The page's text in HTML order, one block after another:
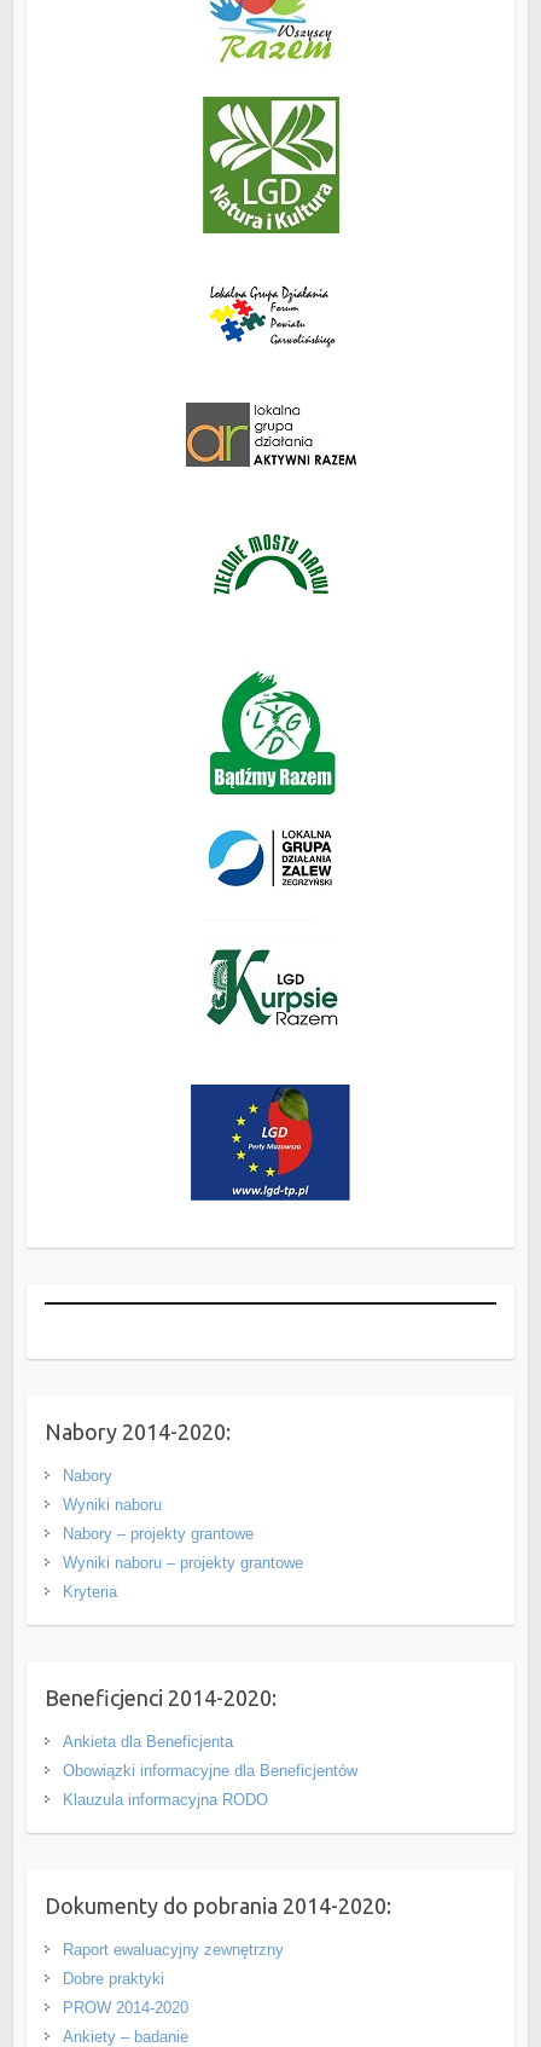
Nabory 2014-2020:
Nabory
Wyniki naboru
Nabory – projekty grantowe
Wyniki naboru – projekty grantowe
Kryteria
Beneficjenci 2014-2020:
Ankieta dla Beneficjenta
Obowiązki informacyjne dla Beneficjentów
Klauzula informacyjna RODO
Dokumenty do pobrania 2014-2020:
Raport ewaluacyjny zewnętrzny
Dobre praktyki
PROW 2014-2020
Ankiety – badanie